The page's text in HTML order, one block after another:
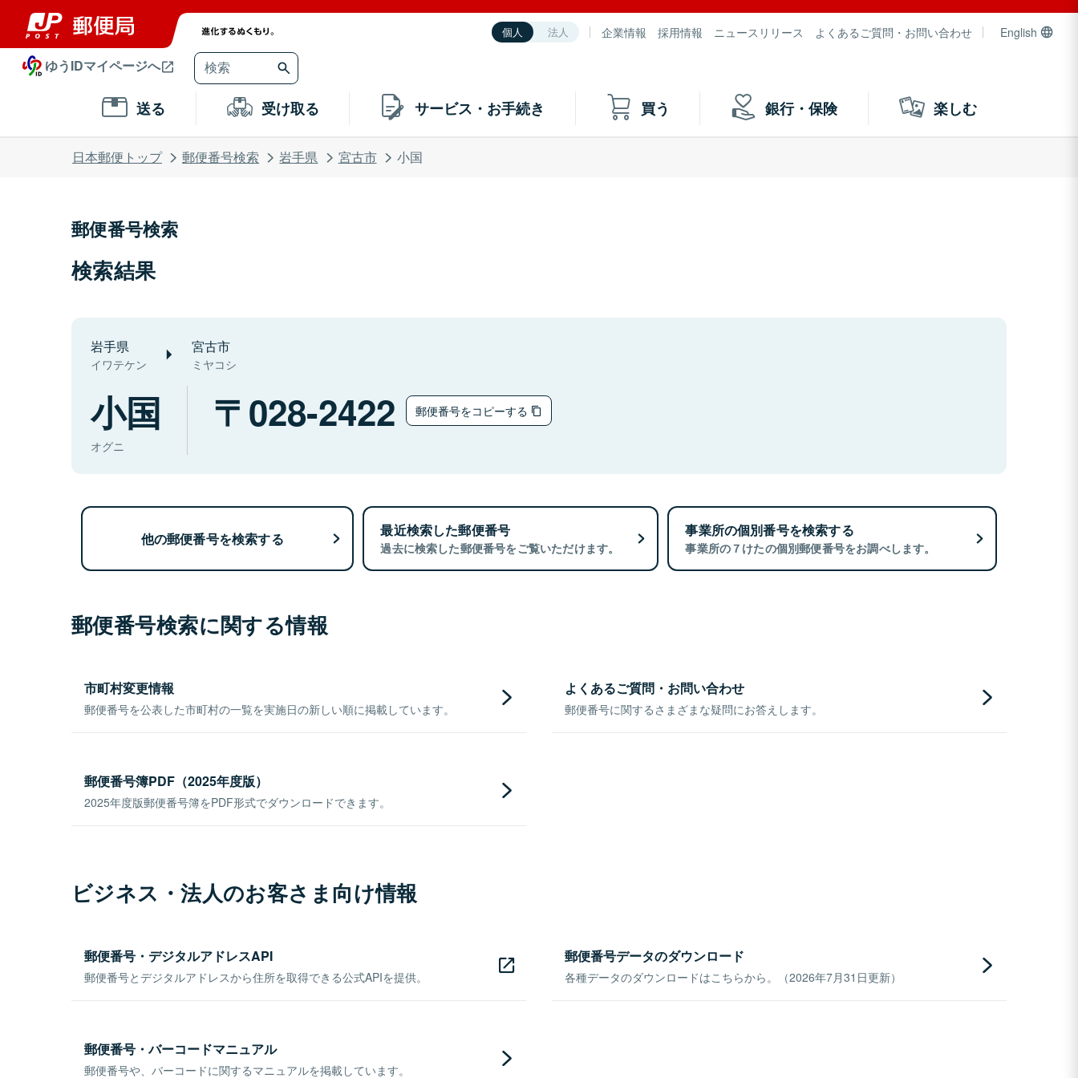
個人 法人 企業情報 採用情報 ニュースリリース よくあるご質問・お問い合わせ English
ゆうIDマイページへ
送る 受け取る サービス・お手続き 買う 銀行・保険 楽しむ
日本郵便トップ 郵便番号検索 岩手県 宮古市 小国
郵便番号検索
検索結果
岩手県
イワテケン
宮古市
ミヤコシ
小国
オグニ
028-2422 郵便番号をコピーする
他の郵便番号を検索する 最近検索した郵便番号
過去に検索した郵便番号をご覧いただけます。
事業所の個別番号を検索する
事業所の７けたの個別郵便番号をお調べします。
郵便番号検索に関する情報
市町村変更情報
郵便番号を公表した市町村の一覧を実施日の新しい順に掲載しています。
よくあるご質問・お問い合わせ
郵便番号に関するさまざまな疑問にお答えします。
郵便番号簿PDF（2025年度版）
2025年度版郵便番号簿をPDF形式でダウンロードできます。
ビジネス・法人のお客さま向け情報
郵便番号・デジタルアドレスAPI
郵便番号とデジタルアドレスから住所を取得できる公式APIを提供。
郵便番号データのダウンロード
各種データのダウンロードはこちらから。（2026年7月31日更新）
郵便番号・バーコードマニュアル
郵便番号や、バーコードに関するマニュアルを掲載しています。